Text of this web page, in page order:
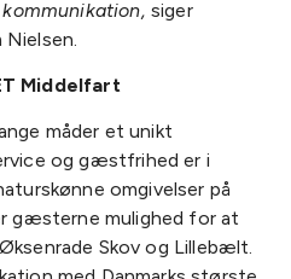
siger
Middelfart
måder et unikt
og gæstfrihed er i
omgivelser på
gæsterne mulighed for at
Skov og Lillebælt.